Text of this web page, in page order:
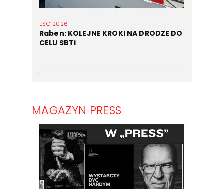
ESG 2026
Raben: KOLEJNE KROKI NA DRODZE DO
CELU SBTi
MAGAZYN PRESS